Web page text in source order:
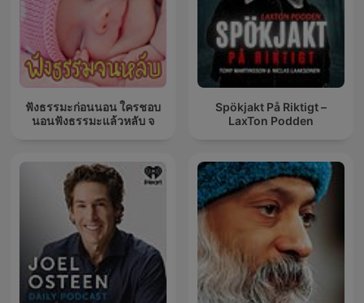
ฟังธรรมะก่อนนอน ใครชอบ
นอนฟังธรรมะแล้วหลับ จ
Spökjakt På Riktigt –
LaxTon Podden